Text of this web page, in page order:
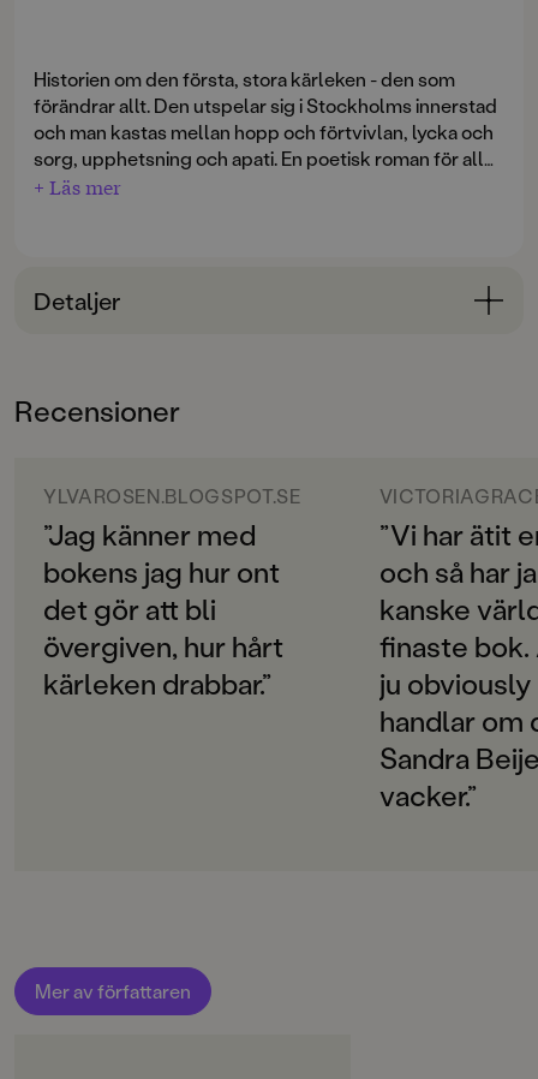
Historien om den första, stora kärleken - den som
förändrar allt. Den utspelar sig i Stockholms innerstad
och man kastas mellan hopp och förtvivlan, lycka och
sorg, upphetsning och apati. En poetisk roman för alla
som varit kära - det spelar ingen roll om man är 15 eller
+ Läs mer
Detaljer
unga vuxna
Svenska
SPRÅK
Svenska
PUBLICERINGSDATUM
2015-03-10
Produktion
Produktdetaljer
Recensioner
YLVAROSEN.BLOGSPOT.SE
”Jag känner med
bokens jag hur ont
det gör att bli
övergiven, hur hårt
kärleken drabbar.”
”Vi har ätit
och så har
kanske
finaste bok.
ju
handlar om
Sandra
vacker.”
Mer av författaren